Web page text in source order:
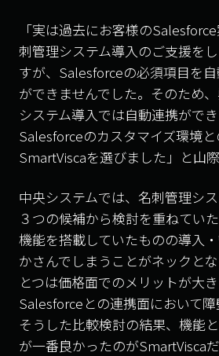
「実は過去にお客様の
刺管理システム導入のご支援を
すが、Salesforceの必須項目を
ができませんでした。そのため
システム導入では自動連携ができ
Salesforceのカスタマイズ環境
SmartViscaを選びました」と山際
中央システムでは、名刺管理シ
３つの候補から検討を重ねてい
機能を搭載していたものの導入
かさんでしまうことがネックと
とつは価格面でのメリットが大
Salesforceとの連携面において障
そうした比較検討の結果、機能
が一番良かったのがSmartViscaだ